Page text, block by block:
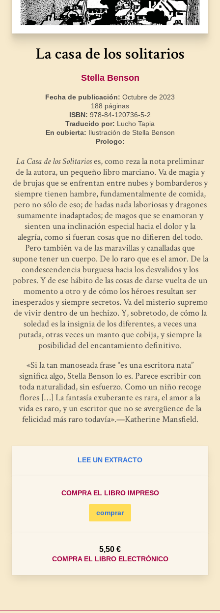
La casa de los solitarios
Stella Benson
Fecha de publicación: Octubre de 2023
188 páginas
ISBN: 978-84-120736-5-2
Traducido por: Lucho Tapia
En cubierta: Ilustración de Stella Benson
Prologo:
La Casa de los Solitarioses, como reza la nota preliminar
de la autora, un pequeño libro marciano. Va de magia y
de brujas que se enfrentan entre nubes y bombarderos y
siempre tienen hambre, fundamentalmente de comida,
pero no sólo de eso; de hadas nada laboriosas y dragones
sumamente inadaptados; de magos que se enamoran y
sienten una inclinación especial hacia el dolor y la
alegría, como si fueran cosas que no difieren del todo.
Pero también va de las maravillas y canalladas que
supone tener un cuerpo. De lo raro que es el amor. De la
condescendencia burguesa hacia los desvalidos y los
pobres. Y de ese hábito de las cosas de darse vuelta de un
momento a otro y de cómo los héroes resultan ser
inesperados y siempre secretos. Va del misterio supremo
de vivir dentro de un hechizo. Y, sobretodo, de cómo la
soledad es la insignia de los diferentes, a veces una
putada, otras veces un manto que cobija, y siempre la
posibilidad del encantamiento definitivo.
«Si la tan manoseada frase “es una escritora nata”
significa algo, Stella Benson lo es. Parece escribir con
toda naturalidad, sin esfuerzo. Como un niño recoge
flores […] La fantasía exuberante es rara, el amor a la
vida es raro, y un escritor que no se avergüence de la
felicidad más raro todavía».—Katherine Mansfield.
LEE UN EXTRACTO
COMPRA EL LIBRO IMPRESO
comprar
5,50 €
COMPRA EL LIBRO ELECTRÓNICO